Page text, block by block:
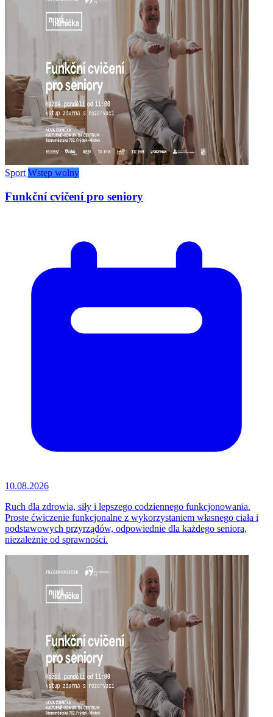
Sport Wstęp wolny
Funkční cvičení pro seniory
10.08.2026
Ruch dla zdrowia, siły i lepszego codziennego funkcjonowania.
Proste ćwiczenie funkcjonalne z wykorzystaniem własnego ciała i
podstawowych przyrządów, odpowiednie dla każdego seniora,
niezależnie od sprawności.